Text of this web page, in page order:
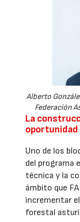
Alberto
Federación
La
Uno de los
del programa
técnica y la
ámbito que
incrementar
forestal